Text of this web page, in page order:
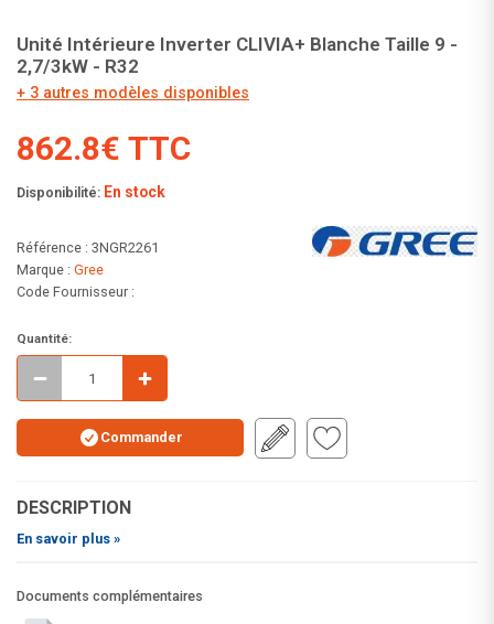
Unité Intérieure Inverter CLIVIA+ Blanche Taille 9 -
2,7/3kW - R32
+ 3 autres modèles disponibles
862.8€ TTC
Disponibilité: En stock
Référence : 3NGR2261
Marque : Gree
Code Fournisseur :
Quantité:
Commander
DESCRIPTION
En savoir plus »
Documents complémentaires